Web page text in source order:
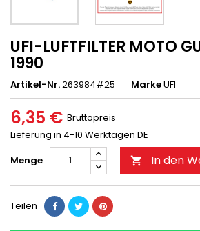
UFI-LUFTFILTER MOTO
1990
Artikel-Nr.263984#25 MarkeUFI
6,35 € Bruttopreis
Lieferung in 4-10 Werktagen DE
Menge
 In den
Teilen